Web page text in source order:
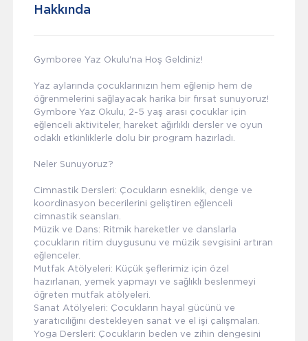
Hakkında
Gymboree Yaz Okulu'na Hoş Geldiniz!
Yaz aylarında çocuklarınızın hem eğlenip hem de
öğrenmelerini sağlayacak harika bir fırsat sunuyoruz!
Gymbore Yaz Okulu, 2-5 yaş arası çocuklar için
eğlenceli aktiviteler, hareket ağırlıklı dersler ve oyun
odaklı etkinliklerle dolu bir program hazırladı.
Neler Sunuyoruz?
Cimnastik Dersleri: Çocukların esneklik, denge ve
koordinasyon becerilerini geliştiren eğlenceli
cimnastik seansları.
Müzik ve Dans: Ritmik hareketler ve danslarla
çocukların ritim duygusunu ve müzik sevgisini artıran
eğlenceler.
Mutfak Atölyeleri: Küçük şeflerimiz için özel
hazırlanan, yemek yapmayı ve sağlıklı beslenmeyi
öğreten mutfak atölyeleri.
Sanat Atölyeleri: Çocukların hayal gücünü ve
yaratıcılığını destekleyen sanat ve el işi çalışmaları.
Yoga Dersleri: Çocukların beden ve zihin dengesini